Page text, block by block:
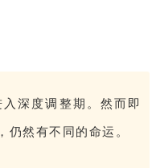
深度调整期。然而即
仍然有不同的命运。